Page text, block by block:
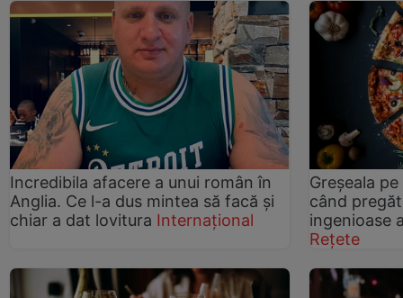
Incredibila afacere a unui român în
Anglia. Ce l-a dus mintea să facă și
chiar a dat lovitura Internațional
Greșeala
când
ingenioase
Rețete